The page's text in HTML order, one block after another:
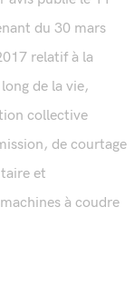
du 30 mars
relatif à la
de la vie,
collective
de courtage
et
à coudre